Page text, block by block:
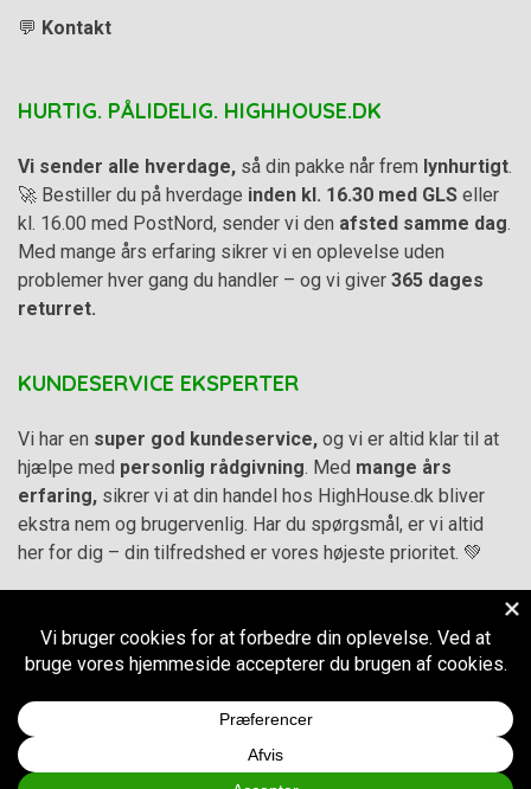
💬 Kontakt
HURTIG. PÅLIDELIG. HIGHHOUSE.DK
Vi sender alle hverdage, så din pakke når frem lynhurtigt.
🚀 Bestiller du på hverdage inden kl. 16.30 med GLS eller
kl. 16.00 med PostNord, sender vi den afsted samme dag.
Med mange års erfaring sikrer vi en oplevelse uden
problemer hver gang du handler – og vi giver 365 dages
returret.
KUNDESERVICE EKSPERTER
Vi har en super god kundeservice, og vi er altid klar til at
hjælpe med personlig rådgivning. Med mange års
erfaring, sikrer vi at din handel hos HighHouse.dk bliver
ekstra nem og brugervenlig. Har du spørgsmål, er vi altid
her for dig – din tilfredshed er vores højeste prioritet. 💚
Handelsbetingelser–
Cookie- og privatlivspolitik
HighHouse.dk